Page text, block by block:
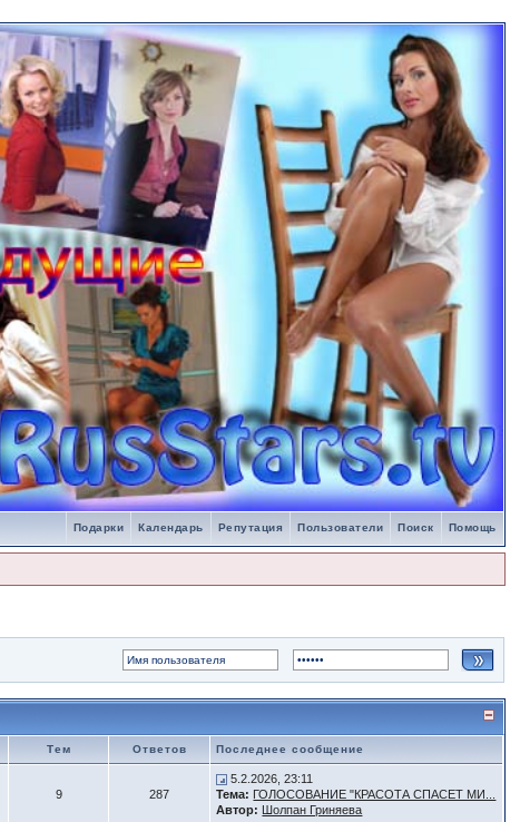
Помощь
Поиск
Пользователи
Репутация
Календарь
Подарки
Тем Ответов Последнее сообщение
9 287
5.2.2026, 23:11
Тема: ГОЛОСОВАНИЕ "КРАСОТА СПАСЕТ МИ...
Автор:
Шолпан Гриняева